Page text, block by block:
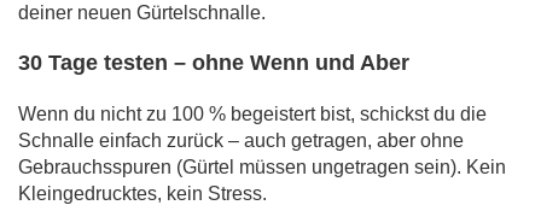
deiner neuen Gürtelschnalle.
30 Tage testen – ohne Wenn und Aber
Wenn du nicht zu 100 % begeistert bist, schickst du die
Schnalle einfach zurück – auch getragen, aber ohne
Gebrauchsspuren (Gürtel müssen ungetragen sein). Kein
Kleingedrucktes, kein Stress.